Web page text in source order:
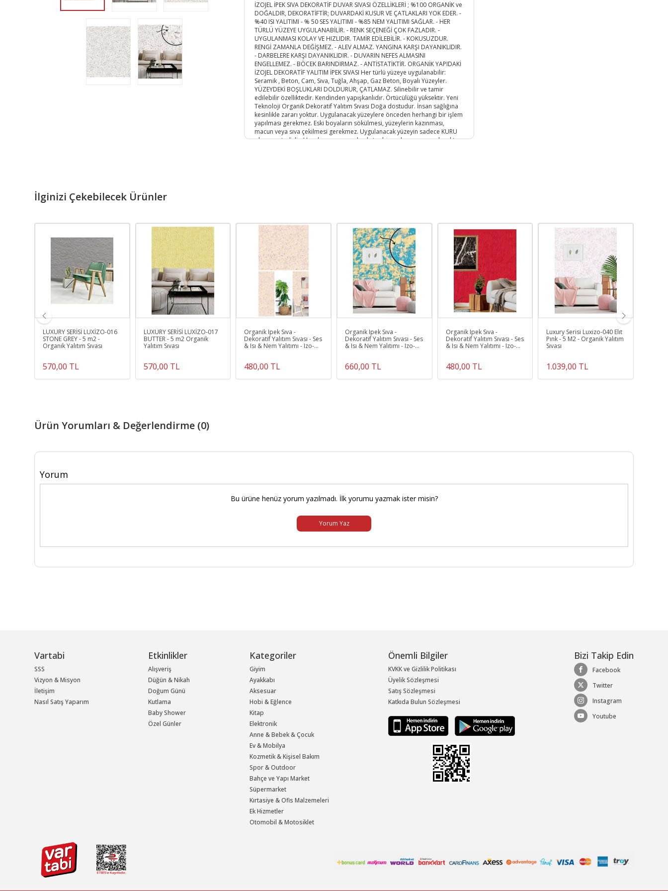
İZOJEL İPEK SIVA DEKORATİF DUVAR SIVASI ÖZELLİKLERİ ; %100 ORGANİK ve
DOĞALDIR, DEKORATİFTİR; DUVARDAKİ KUSUR VE ÇATLAKLARI YOK EDER. -
%40 ISI YALITIMI - % 50 SES YALITIMI - %85 NEM YALITIMI SAĞLAR. - HER
TÜRLÜ YÜZEYE UYGULANABİLİR. - RENK SEÇENEĞİ ÇOK FAZLADIR. -
UYGULANMASI KOLAY VE HIZLIDIR. TAMİR EDİLEBİLİR. - KOKUSUZDUR.
RENGİ ZAMANLA DEĞİŞMEZ. - ALEV ALMAZ. YANGINA KARŞI DAYANIKLIDIR.
- DARBELERE KARŞI DAYANIKLIDIR. - DUVARIN NEFES ALMASINI
ENGELLEMEZ. - BÖCEK BARINDIRMAZ. - ANTİSTATİKTİR. ORGANİK YAPIDAKİ
İZOJEL DEKORATİF YALITIM İPEK SIVASI Her türlü yüzeye uygulanabilir:
Seramik , Beton, Cam, Sıva, Tuğla, Ahşap, Gaz Beton, Boyalı Yüzeyler.
YÜZEYDEKİ BOŞLUKLARI DOLDURUR, ÇATLAMAZ. Silinebilir ve tamir
edilebilir özelliktedir. Kendinden yapışkanlıdır. Örtücülüğü yüksektir. Yeni
Teknoloji Organik Dekoratif Yalıtım Sıvası Doğa dostudur. İnsan sağlığına
kesinlikle zararı yoktur. Uygulanacak yüzeylere önceden herhangi bir işlem
yapılması gerekmez. Eski boyaların sökülmesi, yüzeylerin kazınması,
macun veya sıva çekilmesi gerekmez. Uygulanacak yüzeyin sadece KURU
olması yeterlidir. Uygulama esnasında ekstra bir malzemeye gerek yoktur.
KAPLANABİLİR. YÜZEYE UYGULANAN ÜRÜN 12 İLE 24 SAAT ARASINDA
KURUR.
Ürün Kodu :10556-İZO.061
İlginizi Çekebilecek Ürünler
LUXURY SERİSİ LUXİZO-016
STONE GREY - 5 m2 -
Organik Yalıtım Sıvası
570,00 TL
LUXURY SERİSİ LUXİZO-017
BUTTER - 5 m2 Organik
Yalıtım Sıvası
570,00 TL
Organik Ipek Sıva -
Dekoratif Yalıtım Sıvası - Ses
& Isı & Nem Yalıtımı - Izo-
480,00 TL
Organik Ipek Sıva -
Dekoratif Yalıtım Sıvası - Ses
& Isı & Nem Yalıtımı - Izo-
660,00 TL
Organik Ipek Sıva -
Dekoratif Yalıtım Sıvası - Ses
& Isı & Nem Yalıtımı - Izo-
480,00 TL
Luxury Serisi Luxizo-040 Elıt
Pınk - 5 M2 - Organik Yalıtım
Sıvası
1.039,00 TL
Ürün Yorumları & Değerlendirme (0)
Yorum
Bu ürüne henüz yorum yazılmadı. İlk yorumu yazmak ister misin?
Yorum Yaz
Vartabi
SSS
Vizyon & Misyon
İletişim
Nasıl Satış Yaparım
Etkinlikler
Alışveriş
Düğün & Nikah
Doğum Günü
Kutlama
Baby Shower
Özel Günler
Kategoriler
Giyim
Ayakkabı
Aksesuar
Hobi & Eğlence
Kitap
Elektronik
Anne & Bebek & Çocuk
Ev & Mobilya
Kozmetik & Kişisel Bakım
Spor & Outdoor
Bahçe ve Yapı Market
Süpermarket
Kırtasiye & Ofis Malzemeleri
Ek Hizmetler
Otomobil & Motosiklet
Önemli Bilgiler
KVKK ve Gizlilik Politikası
Üyelik Sözleşmesi
Satış Sözleşmesi
Katkıda Bulun Sözleşmesi
Bizi Takip Edin
Facebook
Twitter
Instagram
Youtube